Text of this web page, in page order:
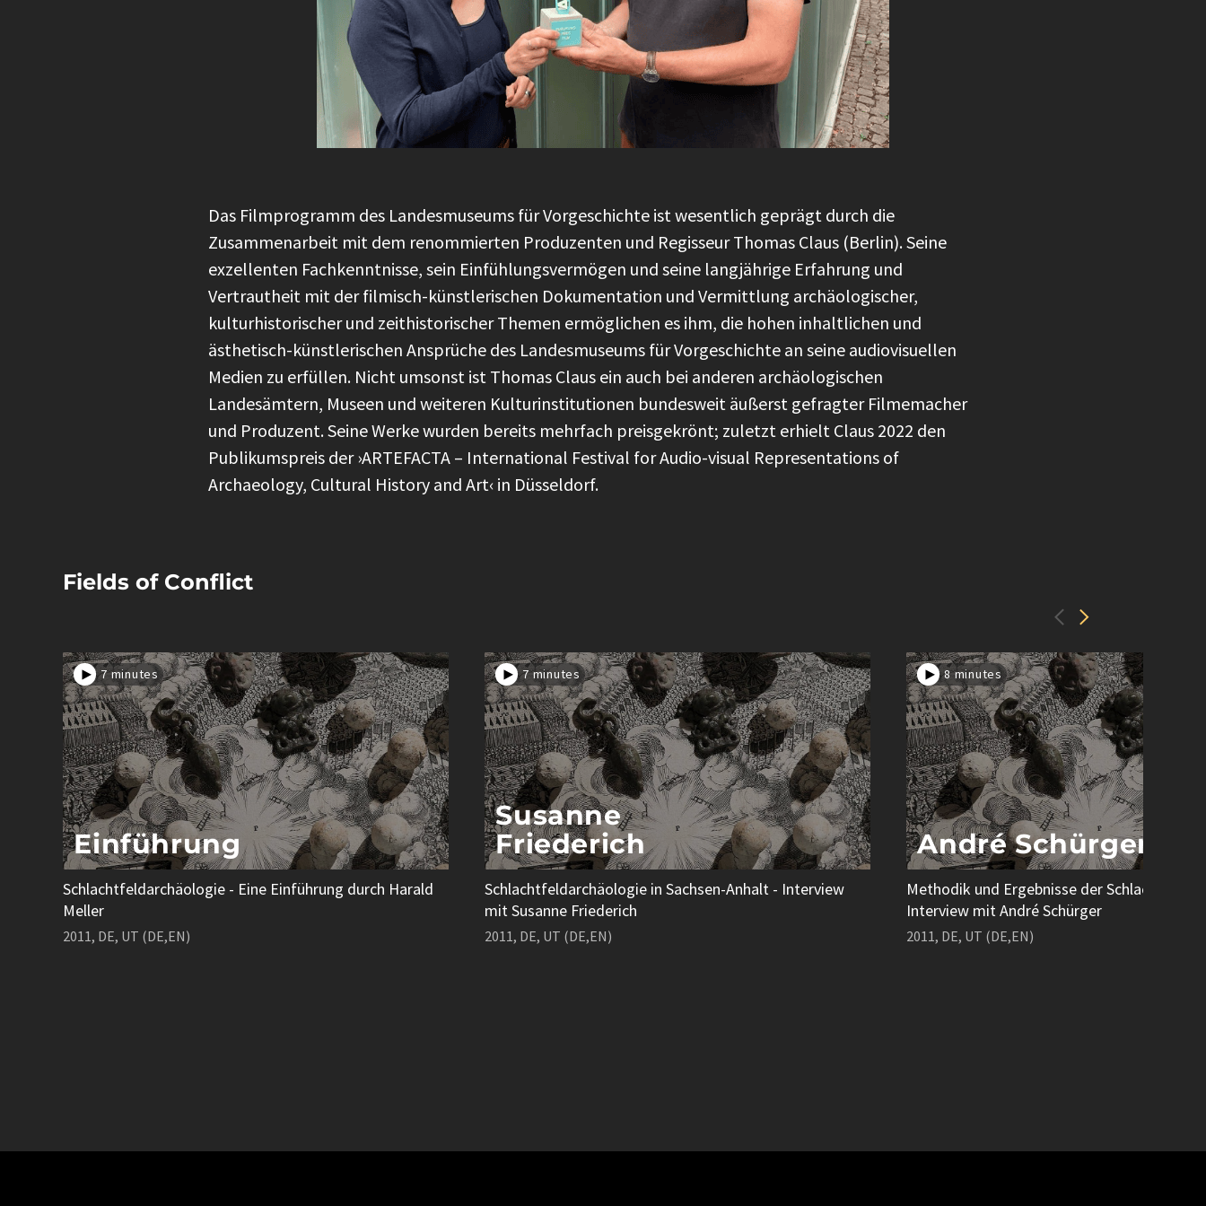
Das Filmprogramm des Landesmuseums für Vorgeschichte ist wesentlich geprägt durch die
Zusammenarbeit mit dem renommierten Produzenten und Regisseur Thomas Claus (Berlin). Seine
exzellenten Fachkenntnisse, sein Einfühlungsvermögen und seine langjährige Erfahrung und
Vertrautheit mit der filmisch-künstlerischen Dokumentation und Vermittlung archäologischer,
kulturhistorischer und zeithistorischer Themen ermöglichen es ihm, die hohen inhaltlichen und
ästhetisch-künstlerischen Ansprüche des Landesmuseums für Vorgeschichte an seine audiovisuellen
Medien zu erfüllen. Nicht umsonst ist Thomas Claus ein auch bei anderen archäologischen
Landesämtern, Museen und weiteren Kulturinstitutionen bundesweit äußerst gefragter Filmemacher
und Produzent. Seine Werke wurden bereits mehrfach preisgekrönt; zuletzt erhielt Claus 2022 den
Publikumspreis der ›ARTEFACTA – International Festival for Audio-visual Representations of
Archaeology, Cultural History and Art‹ in Düsseldorf.
Fields of Conflict
7 minutes
Einführung
Schlachtfeldarchäologie - Eine Einführung durch Harald
Meller
2011, DE, UT (DE,EN)
7 minutes
Susanne
Friederich
Schlachtfeldarchäologie in Sachsen-Anhalt - Interview
mit Susanne Friederich
2011, DE, UT (DE,EN)
8 minutes
André Schürger
Methodik und Ergebnisse der
Interview mit André Schürger
2011, DE, UT (DE,EN)